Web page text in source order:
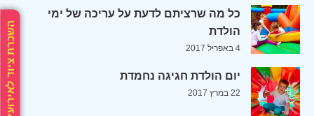
השכרת ציוד לאירועים
כל מה שרציתם לדעת על עריכה של ימי
הולדת
4 באפריל 2017
יום הולדת חגיגה נחמדת
22 במרץ 2017